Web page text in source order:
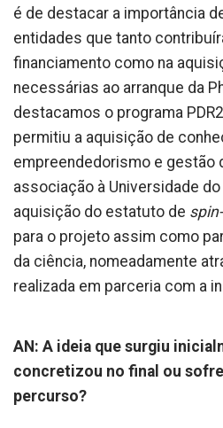
é de destacar a importância
entidades que tanto
financiamento como na
necessárias ao arranque da
destacamos o programa
permitiu a aquisição de
empreendedorismo e gestão
associação à Universidade do
aquisição do estatuto de
para o projeto assim como
da ciência, nomeadamente
realizada em parceria com a
AN: A ideia que surgiu
concretizou no final ou
percurso?